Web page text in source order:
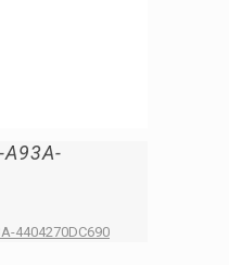
A93A-
4404270DC690